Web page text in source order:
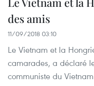
des amis
11/09/2018 03:10
Le Vietnam et la
camarades, a déclaré
communiste du